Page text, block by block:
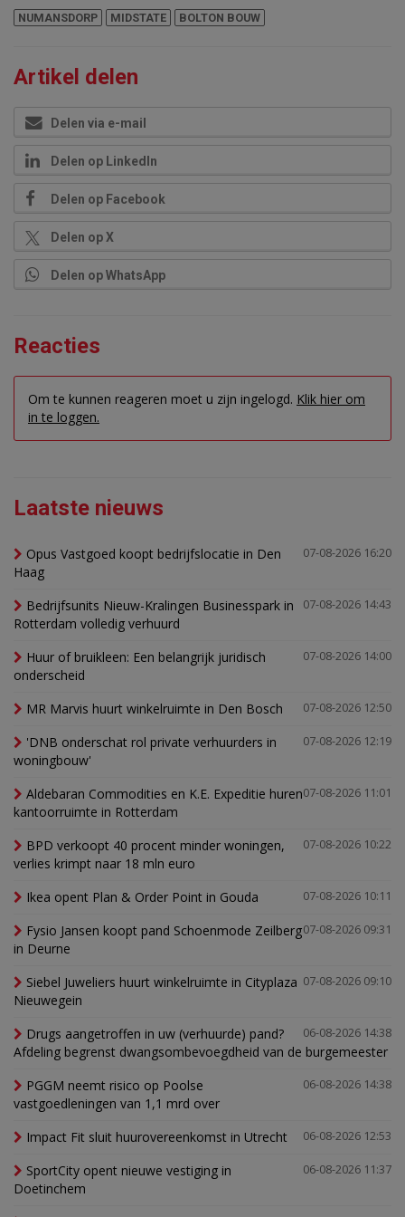
NUMANSDORP MIDSTATE BOLTON BOUW
Artikel delen
Delen via e-mail
Delen op LinkedIn
Delen op Facebook
Delen op X
Delen op WhatsApp
Reacties
Om te kunnen reageren moet u zijn ingelogd. Klik hier om
in te loggen.
Laatste nieuws
07-08-2026 16:20
Opus Vastgoed koopt bedrijfslocatie in Den
Haag
07-08-2026 14:43
Bedrijfsunits Nieuw-Kralingen Businesspark in
Rotterdam volledig verhuurd
07-08-2026 14:00
Huur of bruikleen: Een belangrijk juridisch
onderscheid
07-08-2026 12:50
MR Marvis huurt winkelruimte in Den Bosch
07-08-2026 12:19
'DNB onderschat rol private verhuurders in
woningbouw'
07-08-2026 11:01
Aldebaran Commodities en K.E. Expeditie huren
kantoorruimte in Rotterdam
07-08-2026 10:22
BPD verkoopt 40 procent minder woningen,
verlies krimpt naar 18 mln euro
07-08-2026 10:11
Ikea opent Plan & Order Point in Gouda
07-08-2026 09:31
Fysio Jansen koopt pand Schoenmode Zeilberg
in Deurne
07-08-2026 09:10
Siebel Juweliers huurt winkelruimte in Cityplaza
Nieuwegein
06-08-2026 14:38
Drugs aangetroffen in uw (verhuurde) pand?
Afdeling begrenst dwangsombevoegdheid van de burgemeester
06-08-2026 14:38
PGGM neemt risico op Poolse
vastgoedleningen van 1,1 mrd over
06-08-2026 12:53
Impact Fit sluit huurovereenkomst in Utrecht
06-08-2026 11:37
SportCity opent nieuwe vestiging in
Doetinchem